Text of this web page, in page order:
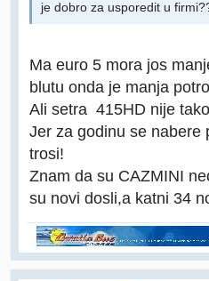
je dobro za usporedit u
Ma euro 5 mora jos
blutu onda je manja
Ali setra 415HD nije
Jer za godinu se nabere
trosi!
Znam da su CAZMINI
su novi dosli,a katni 34